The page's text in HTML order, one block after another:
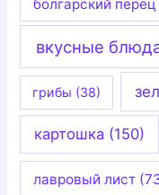
болгарский перец
вкусные
грибы (38)
картошка (150)
лавровый лист